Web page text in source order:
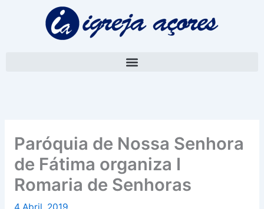
Paróquia de Nossa Senhora
de Fátima organiza I
Romaria de Senhoras